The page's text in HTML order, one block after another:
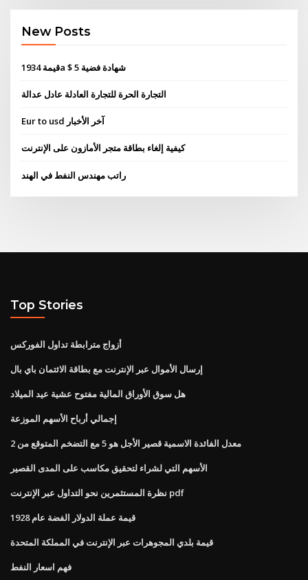
New Posts
قيمة 1934a $ 5 شهادة فضية
التجارة الحرة للتجارة العادلة عادل عدالة
Eur to usd آخر الأخبار
كيفية إلغاء بطاقة متجر الأمازون على الإنترنت
راتب مهندس النفط في الهند
Top Stories
أزواج مترابطة تداول الفوركس
إرسال الأموال عبر الإنترنت مع بطاقة الائتمان باي بال
هل سوق الأوراق المالية مفتوح عشية عيد الميلاد
إجمالي أرباح الأسهم الموزعة
معدل الفائدة الاسمية قصير الأجل هو 5 مع التضخم المتوقع من 2
الأسهم التي لشراء لتحقيق مكاسب على المدى القصير
نظرة المستثمرين نحو التداول عبر الإنترنت pdf
قيمة عملة الدولار الفضة عام 1928
قيمة بلدي المجوهرات عبر الإنترنت في المملكة المتحدة
فهم اسعار النفط